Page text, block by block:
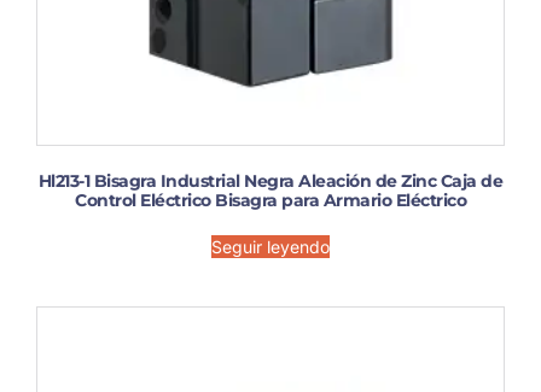
Hl213-1 Bisagra Industrial Negra Aleación de Zinc Caja de
Control Eléctrico Bisagra para Armario Eléctrico
Seguir leyendo